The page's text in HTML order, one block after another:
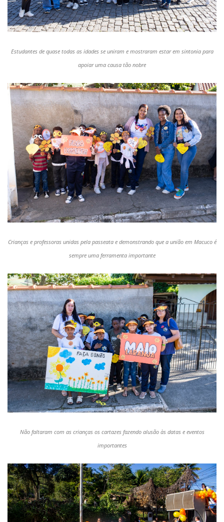
Estudantes de quase todas as idades se uniram e mostraram estar em sintonia para
apoiar uma causa tão nobre
Crianças e professoras unidas pela passeata e demonstrando que a união em Macuco é
sempre uma ferramenta importante
Não faltaram com as crianças os cartazes fazendo alusão às datas e eventos
importantes